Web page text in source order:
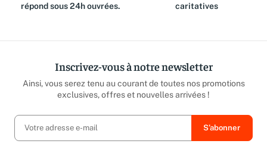
répond sous 24h ouvrées.
caritatives
Inscrivez-vous à notre newsletter
Ainsi, vous serez tenu au courant de toutes nos promotions
exclusives, offres et nouvelles arrivées !